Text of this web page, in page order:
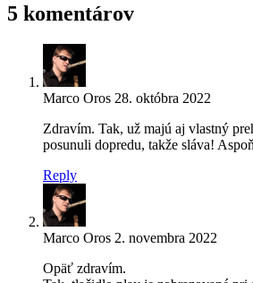
5 komentárov
Marco Oros 28. októbra 2022
Zdravím. Tak, už majú aj vlastný
posunuli dopredu, takže sláva!
Reply
Marco Oros 2. novembra 2022
Opäť zdravím.